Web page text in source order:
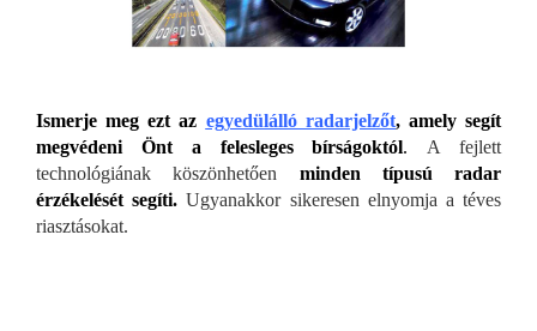
Ismerje meg ezt az egyedülálló radarjelzőt, amely segít
megvédeni Önt a felesleges bírságoktól. A fejlett
technológiának köszönhetően minden típusú radar
érzékelését segíti. Ugyanakkor sikeresen elnyomja a téves
riasztásokat.